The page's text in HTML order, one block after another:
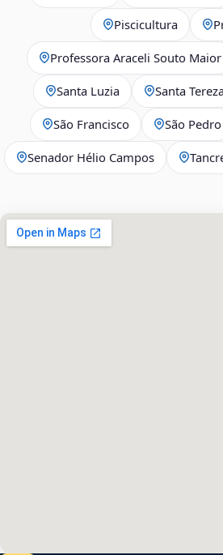
Piscicultura
Professora Araceli Souto Maior
Santa Luzia Santa Tereza
São Francisco São Pedro
Senador Hélio Campos